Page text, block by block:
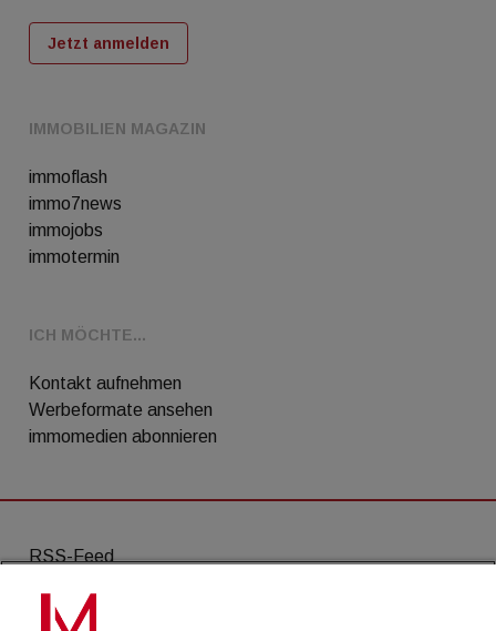
IMMOBILIEN MAGAZIN
immoflash
immo7news
immojobs
immotermin
ICH MÖCHTE...
Kontakt aufnehmen
Werbeformate ansehen
immomedien abonnieren
Jetzt anmelden
RSS-Feed
AGB